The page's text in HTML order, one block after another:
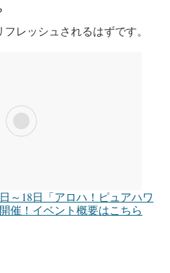
レッシュされるはずです。
～18日「アロハ！ピュアハワ
催！イベント概要はこちら